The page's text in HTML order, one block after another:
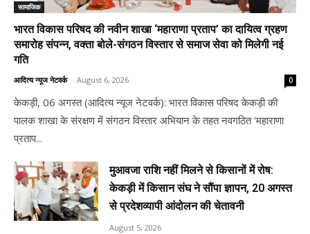
सामाजिक
भारत विकास परिषद की नवीन शाखा ‘महाराणा प्रताप’ का दायित्व ग्रहण
समारोह संपन्न, वक्ता बोले-संगठन विस्तार से समाज सेवा को मिलेगी नई
गति
आदित्य न्यूज नेटवर्क - August 6, 2026 0
केकड़ी, 06 अगस्त (आदित्य न्यूज नेटवर्क): भारत विकास परिषद केकड़ी की
पालक शाखा के संरक्षण में संगठन विस्तार अभियान के तहत नवगठित 'महाराणा
प्रताप...
मुआवजा राशि नहीं मिलने से किसानों में रोष:
केकड़ी में किसान संघ ने सौंपा ज्ञापन, 20 अगस्त
से प्रदेशव्यापी आंदोलन की चेतावनी
August 5, 2026